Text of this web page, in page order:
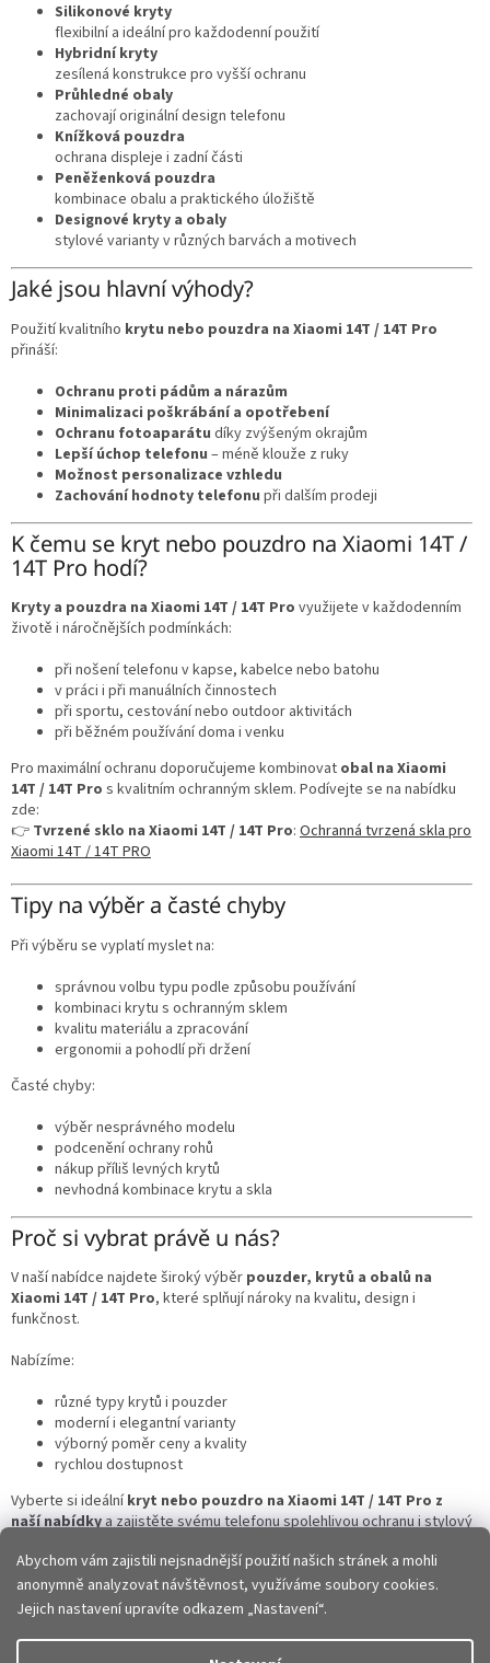
Abychom vám zajistili nejsnadnější použití našich stránek a mohli
anonymně analyzovat návštěvnost, využíváme soubory cookies.
Jejich nastavení upravíte odkazem „Nastavení“.
Silikonové kryty
flexibilní a ideální pro každodenní použití
Hybridní kryty
zesílená konstrukce pro vyšší ochranu
Průhledné obaly
zachovají originální design telefonu
Knížková pouzdra
ochrana displeje i zadní části
Peněženková pouzdra
kombinace obalu a praktického úložiště
Designové kryty a obaly
stylové varianty v různých barvách a motivech
Jaké jsou hlavní výhody?
Použití kvalitního krytu nebo pouzdra na Xiaomi 14T / 14T Pro
přináší:
Ochranu proti pádům a nárazům
Minimalizaci poškrábání a opotřebení
Ochranu fotoaparátu díky zvýšeným okrajům
Lepší úchop telefonu – méně klouže z ruky
Možnost personalizace vzhledu
Zachování hodnoty telefonu při dalším prodeji
K čemu se kryt nebo pouzdro na Xiaomi 14T /
14T Pro hodí?
Kryty a pouzdra na Xiaomi 14T / 14T Pro využijete v každodenním
životě i náročnějších podmínkách:
při nošení telefonu v kapse, kabelce nebo batohu
v práci i při manuálních činnostech
při sportu, cestování nebo outdoor aktivitách
při běžném používání doma i venku
Pro maximální ochranu doporučujeme kombinovat obal na Xiaomi
14T / 14T Pro s kvalitním ochranným sklem. Podívejte se na nabídku
zde:
👉 Tvrzené sklo na Xiaomi 14T / 14T Pro: Ochranná tvrzená skla pro
Xiaomi 14T / 14T PRO
Tipy na výběr a časté chyby
Při výběru se vyplatí myslet na:
správnou volbu typu podle způsobu používání
kombinaci krytu s ochranným sklem
kvalitu materiálu a zpracování
ergonomii a pohodlí při držení
Časté chyby:
výběr nesprávného modelu
podcenění ochrany rohů
nákup příliš levných krytů
nevhodná kombinace krytu a skla
Proč si vybrat právě u nás?
V naší nabídce najdete široký výběr pouzder, krytů a obalů na
Xiaomi 14T / 14T Pro, které splňují nároky na kvalitu, design i
funkčnost.
Nabízíme:
různé typy krytů i pouzder
moderní i elegantní varianty
výborný poměr ceny a kvality
rychlou dostupnost
Vyberte si ideálníkryt nebo pouzdro na Xiaomi 14T / 14T Pro z
naší nabídkya zajistěte svému telefonu spolehlivou ochranu i stylový